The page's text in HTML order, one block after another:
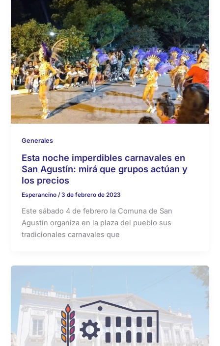
Generales
Esta noche imperdibles carnavales en
San Agustín: mirá que grupos actúan y
los precios
Esperancino/3 de febrero de 2023
Este sábado 4 de febrero la Comuna de San
Agustín organiza en la plaza del pueblo sus
tradicionales carnavales que